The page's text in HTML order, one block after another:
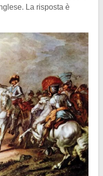
La risposta è